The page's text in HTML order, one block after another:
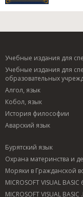
Учебные издания для
Учебные издания для
образовательных
Алгол, язык
Кобол, язык
История философии
Аварский язык
Бурятский язык
Охрана материнства и
Моряки в Гражданской
MICROSOFT VISUAL
MICROSOFT VISUAL